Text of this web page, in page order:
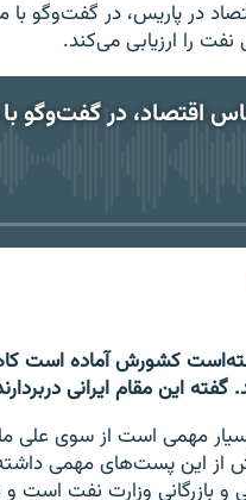
در پاریس، در گفت‌وگو با
را ارزیابی می‌کند.
کشورش آماده است
گفته این مقام ایرانی
بسیار مهمی است از سوی علی
این پست‌های مهمی داشته
و بازرگانی وزارت نفت